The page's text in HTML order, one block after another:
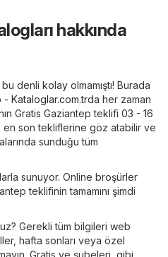
hakkında
denli kolay olmamıştı! Burada
- Kataloglar.com.trda her zaman
Gratis Gaziantep teklifi 03 - 16
en son tekliflerine göz atabilir ve
sunduğu tüm
sunuyor. Online broşürler
teklifinin tamamını şimdi
Gerekli tüm bilgileri web
hafta sonları veya özel
Gratis ve şubeleri, gibi